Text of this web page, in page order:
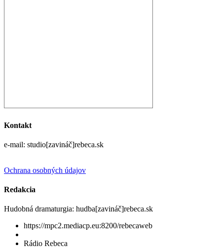
Kontakt
e-mail: studio[zavináč]rebeca.sk
Ochrana osobných údajov
Redakcia
Hudobná dramaturgia: hudba[zavináč]rebeca.sk
https://mpc2.mediacp.eu:8200/rebecaweb
Rádio Rebeca